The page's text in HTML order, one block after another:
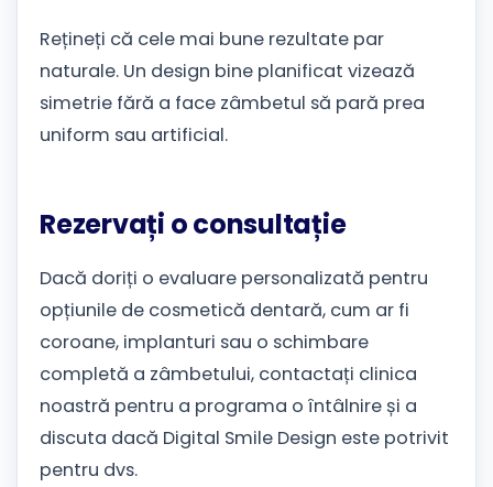
Rețineți că cele mai bune rezultate par
naturale. Un design bine planificat vizează
simetrie fără a face zâmbetul să pară prea
uniform sau artificial.
Rezervați o consultație
Dacă doriți o evaluare personalizată pentru
opțiunile de cosmetică dentară, cum ar fi
coroane, implanturi sau o schimbare
completă a zâmbetului, contactați clinica
noastră pentru a programa o întâlnire și a
discuta dacă Digital Smile Design este potrivit
pentru dvs.